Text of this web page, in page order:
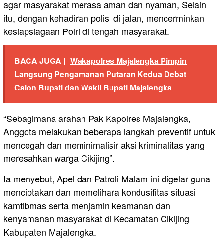
agar masyarakat merasa aman dan nyaman, Selain
itu, dengan kehadiran polisi di jalan, mencerminkan
kesiapsiagaan Polri di tengah masyarakat.
BACA JUGA | Wakapolres Majalengka Pimpin
Langsung Pengamanan Putaran Kedua Debat
Calon Bupati dan Wakil Bupati Majalengka
“Sebagimana arahan Pak Kapolres Majalengka,
Anggota melakukan beberapa langkah preventif untuk
mencegah dan meminimalisir aksi kriminalitas yang
meresahkan warga Cikijing”.
Ia menyebut, Apel dan Patroli Malam ini digelar guna
menciptakan dan memelihara kondusifitas situasi
kamtibmas serta menjamin keamanan dan
kenyamanan masyarakat di Kecamatan Cikijing
Kabupaten Majalengka.